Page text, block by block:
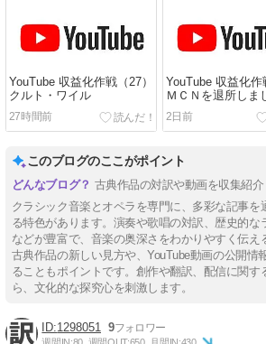
YouTube 収益化作戦（27）
クルト・ワイル
27時間前
YouTube 収益化作
ＭＣＮを退所しま
2日前
このブログのここがポイント
古典作品の対訳や動画を収集紹介
クラシック音楽とオペラを専門に、多彩な記事を
る特色があります。演奏や歌唱の対訳、歴史的な
などが豊富で、音楽の奥深さをわかりやすく伝え
古典作品の新しい見方や、YouTube動画の公開情
ることもポイントです。創作や翻訳、配信に関す
ら、文化的な探究心を刺激します。
1298051 9